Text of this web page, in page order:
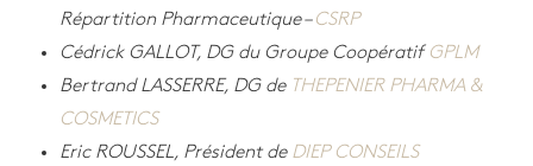
Répartition Pharmaceutique – CSRP
Cédrick GALLOT, DG du Groupe Coopératif GPLM
Bertrand LASSERRE, DG de THEPENIER PHARMA &
COSMETICS
Eric ROUSSEL, Président de DIEP CONSEILS